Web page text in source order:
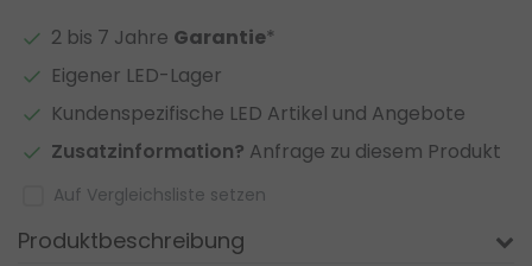
2 bis 7 Jahre Garantie*
Eigener LED-Lager
Kundenspezifische LED Artikel und Angebote
Zusatzinformation? Anfrage zu diesem Produkt
Auf Vergleichsliste setzen
Produktbeschreibung